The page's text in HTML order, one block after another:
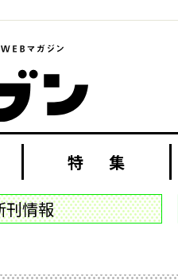
特 集
刊情報